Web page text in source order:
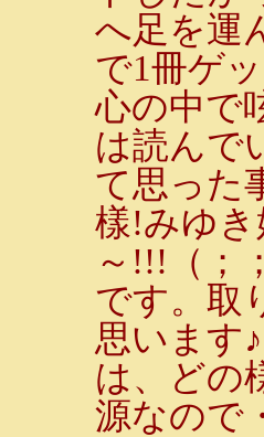
へ足を運
で1冊ゲ
心の中で
は読んで
て思った
樣!みゆ
～!!!（；
です。取
思います
は、どの
源なので